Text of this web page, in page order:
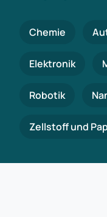
Chemie
Elektronik
Robotik
Zellstoff und